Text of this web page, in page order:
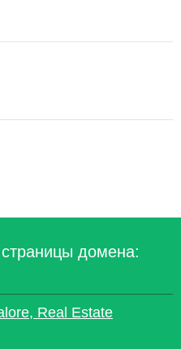
домена:
Real Estate